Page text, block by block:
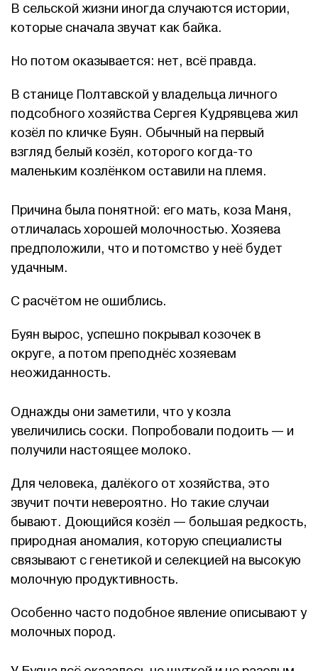
В сельской жизни иногда случаются истории,
которые сначала звучат как байка.
Но потом оказывается: нет, всё правда.
В станице Полтавской у владельца личного
подсобного хозяйства Сергея Кудрявцева жил
козёл по кличке Буян. Обычный на первый
взгляд белый козёл, которого когда-то
маленьким козлёнком оставили на племя.
Причина была понятной: его мать, коза Маня,
отличалась хорошей молочностью. Хозяева
предположили, что и потомство у неё будет
удачным.
С расчётом не ошиблись.
Буян вырос, успешно покрывал козочек в
округе, а потом преподнёс хозяевам
неожиданность.
Однажды они заметили, что у козла
увеличились соски. Попробовали подоить — и
получили настоящее молоко.
Для человека, далёкого от хозяйства, это
звучит почти невероятно. Но такие случаи
бывают. Доющийся козёл — большая редкость,
природная аномалия, которую специалисты
связывают с генетикой и селекцией на высокую
молочную продуктивность.
Особенно часто подобное явление описывают у
молочных пород.